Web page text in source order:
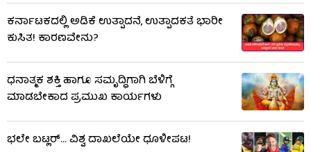
ಕರ್ನಾಟಕದಲ್ಲಿ ಅಡಿಕೆ ಉತ್ಪಾದನೆ, ಉತ್ಪಾದಕತೆ ಭಾರೀ
ಕುಸಿತ! ಕಾರಣವೇನು?
ಧನಾತ್ಮಕ ಶಕ್ತಿ ಹಾಗೂ ಸಮೃದ್ಧಿಗಾಗಿ ಬೆಳಿಗ್ಗೆ
ಮಾಡಬೇಕಾದ ಪ್ರಮುಖ ಕಾರ್ಯಗಳು
ಭಲೇ ಬಟ್ಲರ್... ವಿಶ್ವ ದಾಖಲೆಯೇ ಧೂಳೀಪಟ!